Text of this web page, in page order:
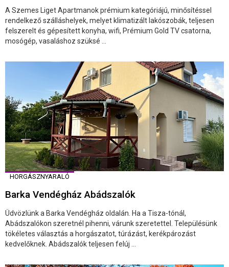
A Szemes Liget Apartmanok prémium kategóriájú, minősítéssel
rendelkező szálláshelyek, melyet klimatizált lakószobák, teljesen
felszerelt és gépesített konyha, wifi, Prémium Gold TV csatorna,
mosógép, vasaláshoz szüksé ...
HORGÁSZNYARALÓ
Barka Vendégház Abádszalók
Üdvözlünk a Barka Vendégház oldalán. Ha a Tisza-tónál,
Abádszalókon szeretnél pihenni, várunk szeretettel. Településünk
tökéletes választás a horgászatot, túrázást, kerékpározást
kedvelőknek. Abádszalók teljesen felúj ...